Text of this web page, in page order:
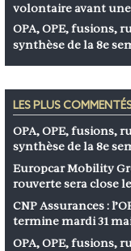
volontaire avant
OPA, OPE, fusions,
synthèse de la 8e
LES PLUS
OPA, OPE, fusions,
synthèse de la 8e
Europcar Mobility
rouverte sera close
CNP Assurances :
termine mardi 31
OPA, OPE, fusions,